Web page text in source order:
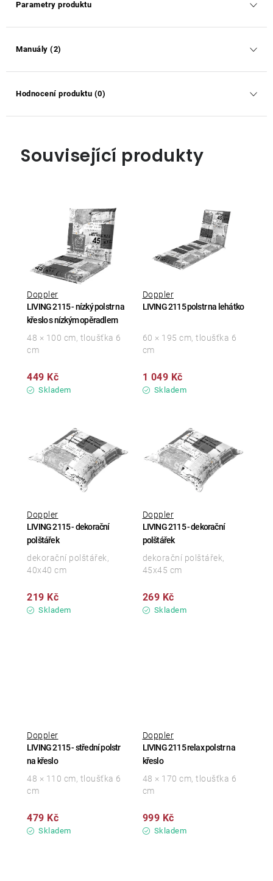
Parametry produktu
Manuály (2)
Hodnocení produktu (0)
Související produkty
LIVING 2115 - nízký polstr na
křeslo s nízkým opěradlem
Doppler
Skladem
449 Kč
48 × 100 cm, tloušťka 6
cm
LIVING 2115 polstr na lehátko
Doppler
Skladem
1 049 Kč
60 × 195 cm, tloušťka 6
cm
LIVING 2115 - dekorační
polštářek
Doppler
Skladem
219 Kč
dekorační polštářek,
40x40 cm
LIVING 2115 - dekorační
polštářek
Doppler
Skladem
269 Kč
dekorační polštářek,
45x45 cm
LIVING 2115 - střední polstr
na křeslo
Doppler
Skladem
479 Kč
48 × 110 cm, tloušťka 6
cm
LIVING 2115 relax polstr na
křeslo
Doppler
Skladem
999 Kč
48 × 170 cm, tloušťka 6
cm